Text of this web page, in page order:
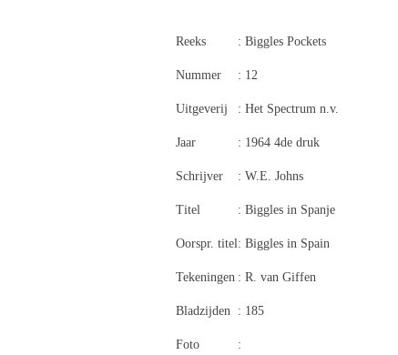
Reeks : Biggles Pockets
Nummer : 12
Uitgeverij : Het Spectrum n.v.
Jaar : 1964 4de druk
Schrijver : W.E. Johns
Titel : Biggles in Spanje
Oorspr. titel : Biggles in Spain
Tekeningen : R. van Giffen
Bladzijden : 185
Foto :